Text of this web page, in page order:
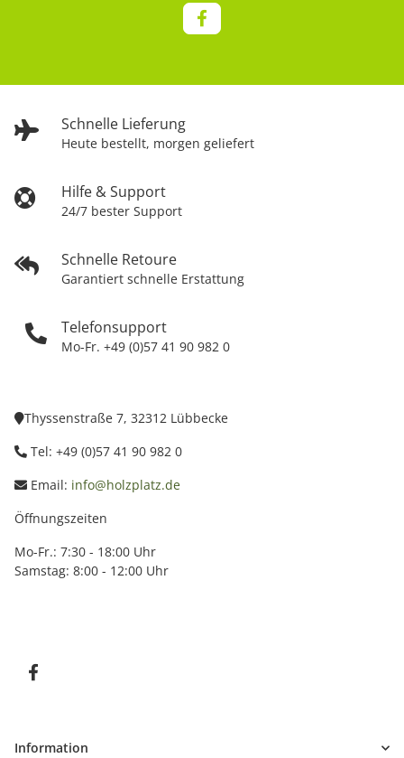
Schnelle Lieferung
Heute bestellt, morgen geliefert
Hilfe & Support
24/7 bester Support
Schnelle Retoure
Garantiert schnelle Erstattung
Telefonsupport
Mo-Fr. +49 (0)57 41 90 982 0
Thyssenstraße 7, 32312 Lübbecke
Tel: +49 (0)57 41 90 982 0
Email: info@holzplatz.de
Öffnungszeiten
Mo-Fr.: 7:30 - 18:00 Uhr
Samstag: 8:00 - 12:00 Uhr
Information